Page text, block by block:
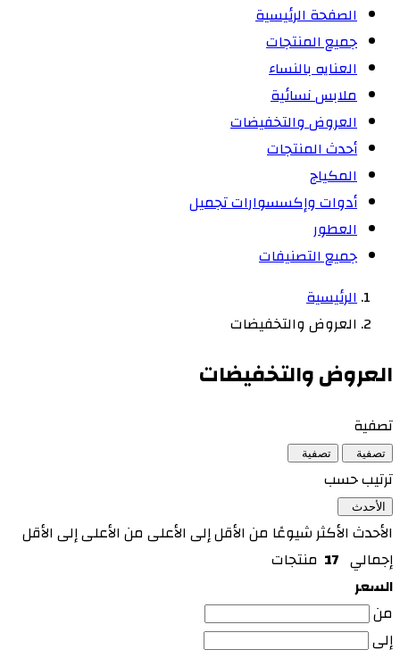
الصفحة الرئيسية
جميع المنتجات
العنايه بالنساء
ملابس نسائية
العروض والتخفيضات
أحدث المنتجات
المكياج
أدوات وإكسسوارات تجميل
العطور
جميع التصنيفات
الرئيسية
العروض والتخفيضات
العروض والتخفيضات
تصفية
تصفية تصفية
ترتيب حسب
الأحدث
الأحدث الأكثر شيوعًا من الأقل إلى الأعلى من الأعلى إلى الأقل
إجمالي 17 منتجات
السعر
من
إلى